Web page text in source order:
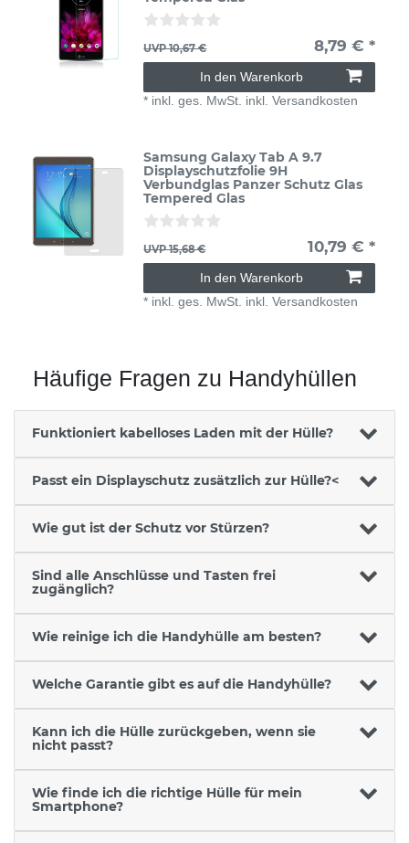
UVP 10,67 € 8,79 € *
In den Warenkorb
* inkl. ges. MwSt. inkl.Versandkosten
Samsung Galaxy Tab A 9.7
Displayschutzfolie 9H
Verbundglas Panzer Schutz Glas
Tempered Glas
UVP 15,68 € 10,79 € *
In den Warenkorb
* inkl. ges. MwSt. inkl.Versandkosten
Häufige Fragen zu Handyhüllen
Funktioniert kabelloses Laden mit der Hülle?
Passt ein Displayschutz zusätzlich zur Hülle?<
Wie gut ist der Schutz vor Stürzen?
Sind alle Anschlüsse und Tasten frei
zugänglich?
Wie reinige ich die Handyhülle am besten?
Welche Garantie gibt es auf die Handyhülle?
Kann ich die Hülle zurückgeben, wenn sie
nicht passt?
Wie finde ich die richtige Hülle für mein
Smartphone?